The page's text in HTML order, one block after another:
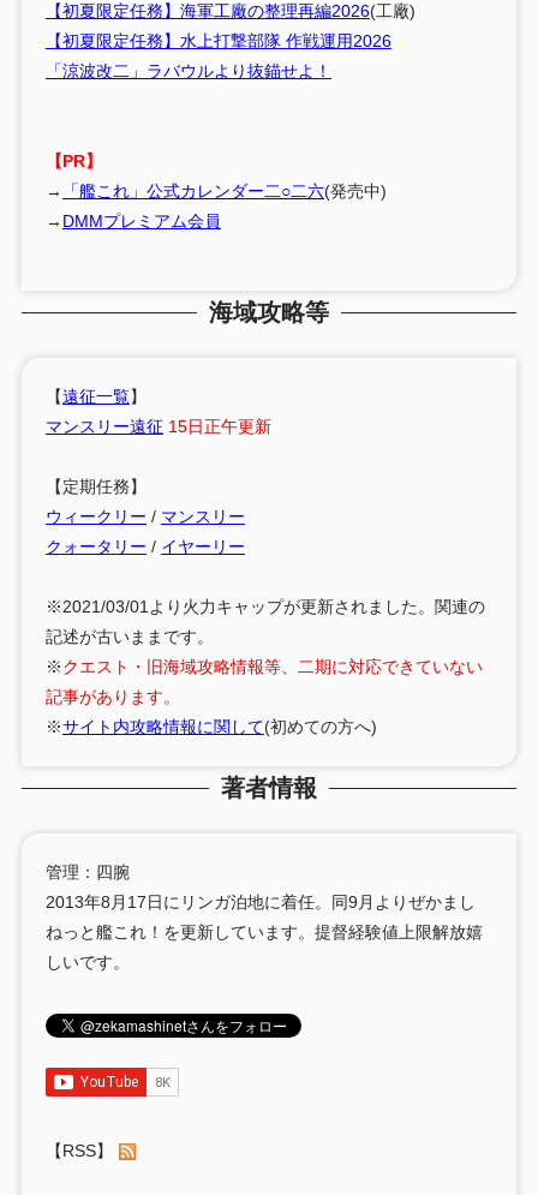
【初夏限定任務】海軍工廠の整理再編2026(工廠)
【初夏限定任務】水上打撃部隊 作戦運用2026
「涼波改二」ラバウルより抜錨せよ！
【PR】
→
「艦これ」公式カレンダー二○二六(発売中)
→ DMMプレミアム会員
海域攻略等
【遠征一覧】
マンスリー遠征 15日正午更新
【定期任務】
ウィークリー / マンスリー
クォータリー / イヤーリー
※2021/03/01より火力キャップが更新されました。関連の
記述が古いままです。
※クエスト・旧海域攻略情報等、二期に対応できていない
記事があります。
※サイト内攻略情報に関して(初めての方へ)
著者情報
管理：四腕
2013年8月17日にリンガ泊地に着任。同9月よりぜかまし
ねっと艦これ！を更新しています。提督経験値上限解放嬉
しいです。
【RSS】